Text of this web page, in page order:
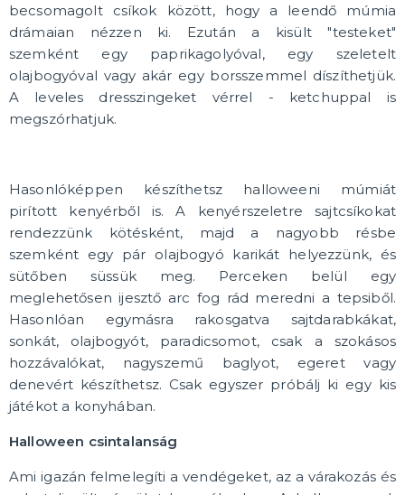
becsomagolt csíkok között, hogy a leendő múmia
drámaian nézzen ki. Ezután a kisült "testeket"
szemként egy paprikagolyóval, egy szeletelt
olajbogyóval vagy akár egy borsszemmel díszíthetjük.
A leveles dresszingeket vérrel - ketchuppal is
megszórhatjuk.
Hasonlóképpen készíthetsz halloweeni múmiát
pirított kenyérből is. A kenyérszeletre sajtcsíkokat
rendezzünk kötésként, majd a nagyobb résbe
szemként egy pár olajbogyó karikát helyezzünk, és
sütőben süssük meg. Perceken belül egy
meglehetősen ijesztő arc fog rád meredni a tepsiből.
Hasonlóan egymásra rakosgatva sajtdarabkákat,
sonkát, olajbogyót, paradicsomot, csak a szokásos
hozzávalókat, nagyszemű baglyot, egeret vagy
denevért készíthetsz. Csak egyszer próbálj ki egy kis
játékot a konyhában.
Halloween csintalanság
Ami igazán felmelegíti a vendégeket, az a várakozás és